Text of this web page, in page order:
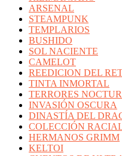
ARSENAL
STEAMPUNK
TEMPLARIOS
BUSHIDO
SOL NACIENTE
CAMELOT
REEDICION DEL
TINTA INMORTAL
TERRORES
INVASIÓN OSCURA
DINASTÍA DEL
COLECCIÓN
HERMANOS GRIMM
KELTOI